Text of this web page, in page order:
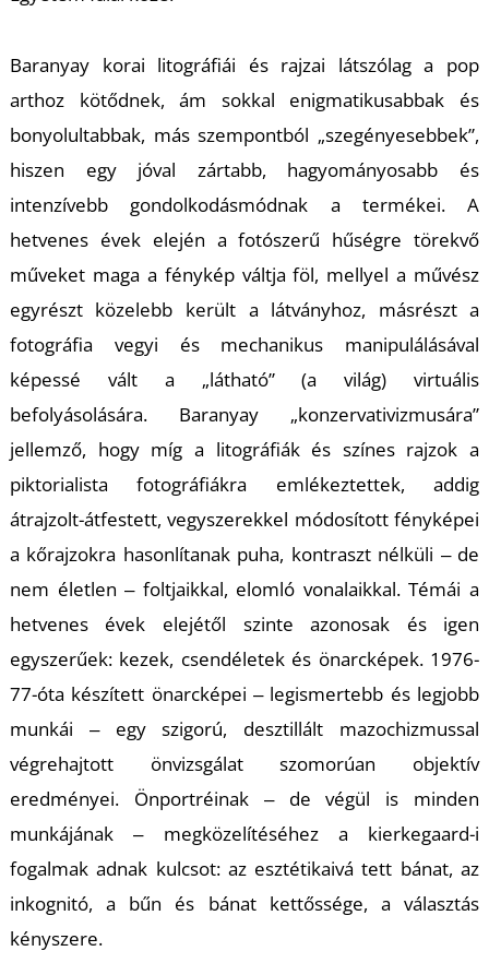
Baranyay korai litográfiái és rajzai látszólag a pop
arthoz kötődnek, ám sokkal enigmatikusabbak és
bonyolultabbak, más szempontból „szegényesebbek”,
hiszen egy jóval zártabb, hagyományosabb és
intenzívebb gondolkodásmódnak a termékei. A
hetvenes évek elején a fotószerű hűségre törekvő
műveket maga a fénykép váltja föl, mellyel a művész
egyrészt közelebb került a látványhoz, másrészt a
fotográfia vegyi és mechanikus manipulálásával
képessé vált a „látható” (a világ) virtuális
befolyásolására. Baranyay „konzervativizmusára”
jellemző, hogy míg a litográfiák és színes rajzok a
piktorialista fotográfiákra emlékeztettek, addig
átrajzolt-átfestett, vegyszerekkel módosított fényképei
a kőrajzokra hasonlítanak puha, kontraszt nélküli ‒ de
nem életlen ‒ foltjaikkal, elomló vonalaikkal. Témái a
hetvenes évek elejétől szinte azonosak és igen
egyszerűek: kezek, csendéletek és önarcképek. 1976-
77-óta készített önarcképei ‒ legismertebb és legjobb
munkái ‒ egy szigorú, desztillált mazochizmussal
végrehajtott önvizsgálat szomorúan objektív
eredményei. Önportréinak ‒ de végül is minden
munkájának ‒ megközelítéséhez a kierkegaard-i
fogalmak adnak kulcsot: az esztétikaivá tett bánat, az
inkognitó, a bűn és bánat kettőssége, a választás
kényszere.